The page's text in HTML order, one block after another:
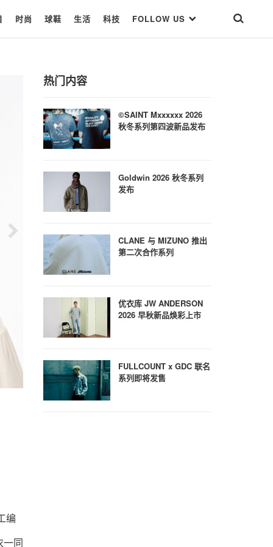
时尚 球鞋 生活 科技 FOLLOW US
8/ 18
编
一同
热门内容
©SAINT Mxxxxxx 2026
秋冬系列第四波新品发布
Goldwin 2026 秋冬系列
发布
CLANE 与 MIZUNO 推出
第二次合作系列
优衣库 JW ANDERSON
2026 早秋新品焕彩上市
FULLCOUNT x GDC 联名
系列即将发售